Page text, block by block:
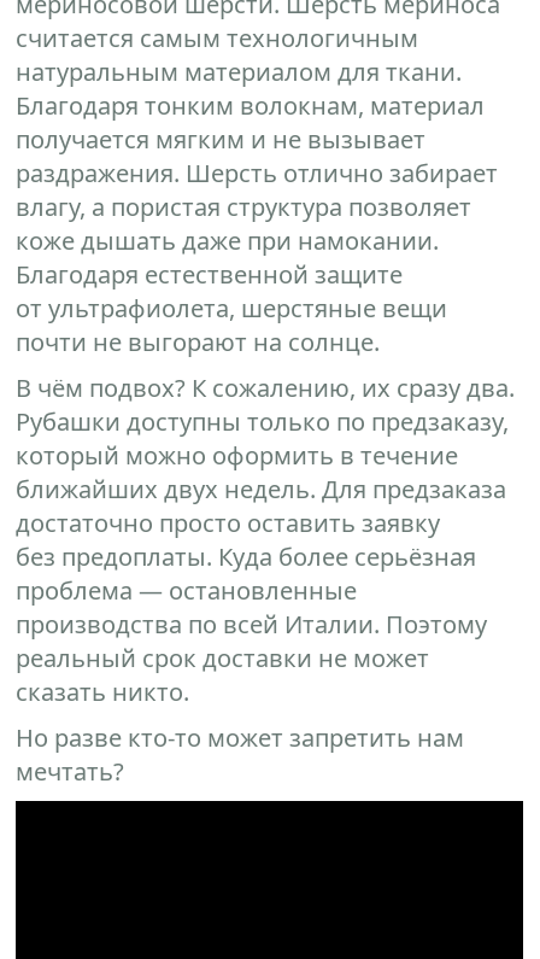
считается самым технологичным
натуральным материалом для ткани.
Благодаря тонким волокнам, материал
получается мягким и не вызывает
раздражения. Шерсть отлично забирает
влагу, а пористая структура позволяет
коже дышать даже при намокании.
Благодаря естественной защите
от ультрафиолета, шерстяные вещи
почти не выгорают на солнце.
В чём подвох? К сожалению, их сразу два.
Рубашки доступны только по предзаказу,
который можно оформить в течение
ближайших двух недель. Для предзаказа
достаточно просто оставить заявку
без предоплаты. Куда более серьёзная
проблема — остановленные
производства по всей Италии. Поэтому
реальный срок доставки не может
сказать никто.
Но разве кто-то может запретить нам
мечтать?